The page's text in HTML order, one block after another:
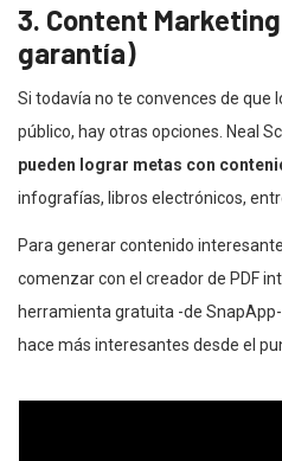
3. Content
garantía)
Si todavía no te convences de que
público, hay otras opciones. Neal
pueden lograr metas con
infografías, libros electrónicos,
Para generar contenido
comenzar con el creador de PDF
herramienta gratuita -de
hace más interesantes desde el